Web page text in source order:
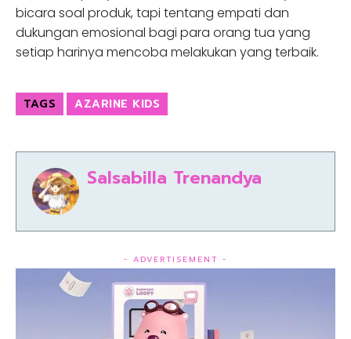
bicara soal produk, tapi tentang empati dan
dukungan emosional bagi para orang tua yang
setiap harinya mencoba melakukan yang terbaik.
TAGS AZARINE KIDS
Salsabilla Trenandya
- ADVERTISEMENT -